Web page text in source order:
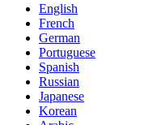
English
French
German
Portuguese
Spanish
Russian
Japanese
Korean